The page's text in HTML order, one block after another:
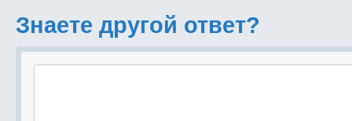
Знаете другой ответ?